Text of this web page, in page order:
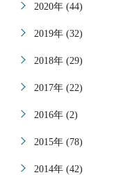
2020年 (44)
2019年 (32)
2018年 (29)
2017年 (22)
2016年 (2)
2015年 (78)
2014年 (42)